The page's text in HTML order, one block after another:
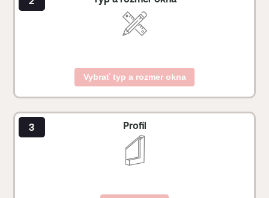
Vybrať typ a rozmer okna
Profil